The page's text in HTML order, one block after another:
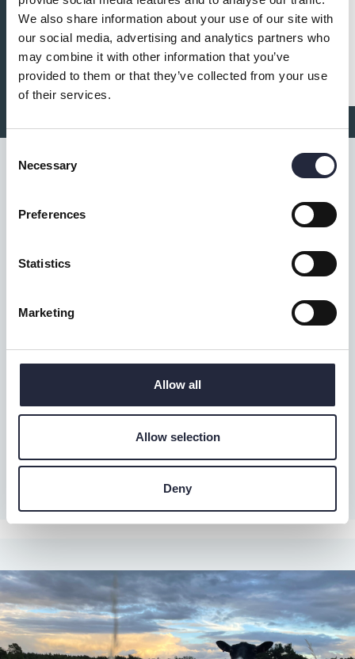
We also share information about your use of our site with
our social media, advertising and analytics partners who
may combine it with other information that you’ve
provided to them or that they’ve collected from your use
of their services.
Selection
Necessary
Preferences
Statistics
Marketing
Allow all
Allow selection
Deny
Gotland är en plats som lever året runt, runt hela vår
visa olika perspektiv på hur livet på ön är. Vill du vara